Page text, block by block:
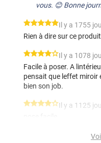
vous. 😊 Bonne
*****
Il y a 1755
Rien à dire sur ce produit
*****Il y a 1078
Facile à poser. A
pensait que leffet
bien son job.
*****Il y a 1125